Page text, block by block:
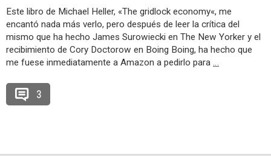
Este libro de Michael Heller, «The gridlock economy«, me
encantó nada más verlo, pero después de leer la crítica del
mismo que ha hecho James Surowiecki en The New Yorker y el
recibimiento de Cory Doctorow en Boing Boing, ha hecho que
me fuese inmediatamente a Amazon a pedirlo para …
3